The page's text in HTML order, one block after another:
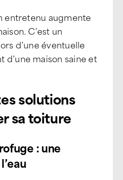
entretenu augmente
C’est un
d’une éventuelle
d’une maison saine et
solutions
sa toiture
: une